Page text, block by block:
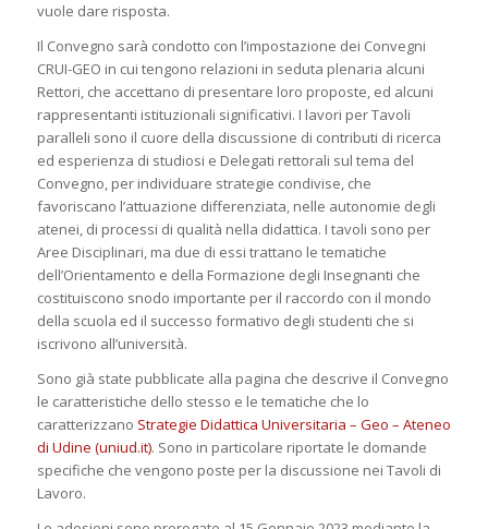
vuole dare risposta.
Il Convegno sarà condotto con l’impostazione dei Convegni
CRUI-GEO in cui tengono relazioni in seduta plenaria alcuni
Rettori, che accettano di presentare loro proposte, ed alcuni
rappresentanti istituzionali significativi. I lavori per Tavoli
paralleli sono il cuore della discussione di contributi di ricerca
ed esperienza di studiosi e Delegati rettorali sul tema del
Convegno, per individuare strategie condivise, che
favoriscano l’attuazione differenziata, nelle autonomie degli
atenei, di processi di qualità nella didattica. I tavoli sono per
Aree Disciplinari, ma due di essi trattano le tematiche
dell’Orientamento e della Formazione degli Insegnanti che
costituiscono snodo importante per il raccordo con il mondo
della scuola ed il successo formativo degli studenti che si
iscrivono all’università.
Sono già state pubblicate alla pagina che descrive il Convegno
le caratteristiche dello stesso e le tematiche che lo
caratterizzano Strategie Didattica Universitaria – Geo – Ateneo
di Udine (uniud.it). Sono in particolare riportate le domande
specifiche che vengono poste per la discussione nei Tavoli di
Lavoro.